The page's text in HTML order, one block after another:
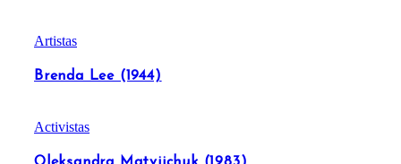
Artistas
Brenda Lee (1944)
Activistas